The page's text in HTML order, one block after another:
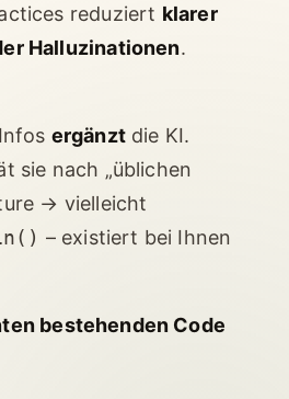
reduziert klarer
Halluzinationen.
ergänztdie KI.
sie nach „üblichen
→ vielleicht
– existiert bei Ihnen
bestehenden Code